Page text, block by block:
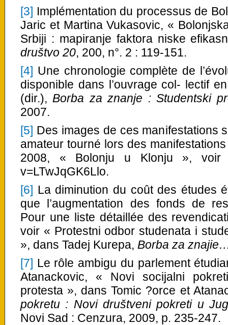
[3] Implémentation du processus de
Jaric et Martina Vukasovic, «
Srbiji : mapiranje faktora niske
društvo 20, 200, n°. 2 : 119-151.
[4] Une chronologie complète de
disponible dans l’ouvrage col- lectif
(dir.), Borba za znanje : Studentski
2007.
[5] Des images de ces manifestations
amateur tourné lors des
2008, « Bolonju u Klonju », voir
v=LTwJqGK6Llo.
[6] La diminution du coût des études
que l’augmentation des fonds de
Pour une liste détaillée des
voir « Protestni odbor studenata i
», dans Tadej Kurepa, Borba za
[7] Le rôle ambigu du parlement
Atanackovic, « Novi socijalni
protesta », dans Tomic ?orce et
pokretu : Novi društveni pokreti u
Novi Sad : Cenzura, 2009, p. 235-247.